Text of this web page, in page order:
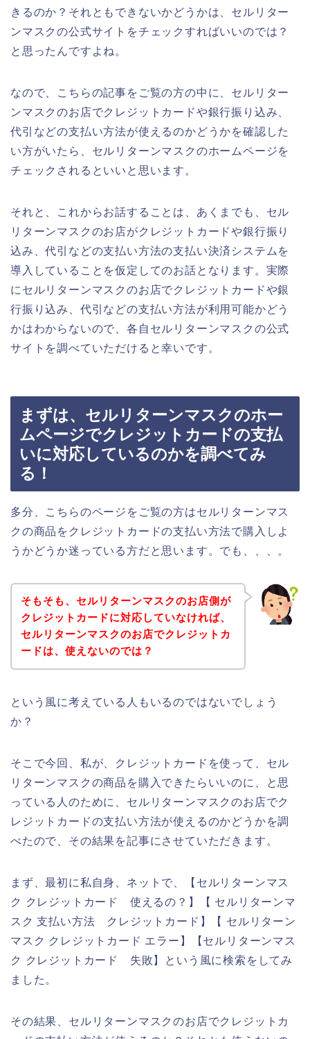
きるのか？それともできないかどうかは、セルリター
ンマスクの公式サイトをチェックすればいいのでは？
と思ったんですよね。
なので、こちらの記事をご覧の方の中に、セルリター
ンマスクのお店でクレジットカードや銀行振り込み、
代引などの支払い方法が使えるのかどうかを確認した
い方がいたら、セルリターンマスクのホームページを
チェックされるといいと思います。
それと、これからお話することは、あくまでも、セル
リターンマスクのお店がクレジットカードや銀行振り
込み、代引などの支払い方法の支払い決済システムを
導入していることを仮定してのお話となります。実際
にセルリターンマスクのお店でクレジットカードや銀
行振り込み、代引などの支払い方法が利用可能かどう
かはわからないので、各自セルリターンマスクの公式
サイトを調べていただけると幸いです。
まずは、セルリターンマスクのホー
ムページでクレジットカードの支払
いに対応しているのかを調べてみ
る！
多分、こちらのページをご覧の方はセルリターンマス
クの商品をクレジットカードの支払い方法で購入しよ
うかどうか迷っている方だと思います。でも、、、。
そもそも、セルリターンマスクのお店側が
クレジットカードに対応していなければ、
セルリターンマスクのお店でクレジットカ
ードは、使えないのでは？
という風に考えている人もいるのではないでしょう
か？
そこで今回、私が、クレジットカードを使って、セル
リターンマスクの商品を購入できたらいいのに、と思
っている人のために、セルリターンマスクのお店でク
レジットカードの支払い方法が使えるのかどうかを調
べたので、その結果を記事にさせていただきます。
まず、最初に私自身、ネットで、【セルリターンマス
ク クレジットカード 使えるの？】【 セルリターンマ
スク 支払い方法 クレジットカード】【 セルリターン
マスク クレジットカード エラー】【セルリターンマス
ク クレジットカード 失敗】という風に検索をしてみ
ました。
その結果、セルリターンマスクのお店でクレジットカ